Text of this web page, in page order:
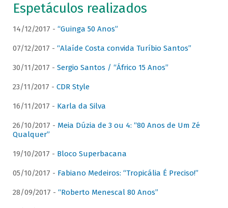
Espetáculos realizados
14/12/2017 - “Guinga 50 Anos”
07/12/2017 - “Alaíde Costa convida Turíbio Santos”
30/11/2017 - Sergio Santos / “Áfrico 15 Anos”
23/11/2017 - CDR Style
16/11/2017 - Karla da Silva
26/10/2017 - Meia Dúzia de 3 ou 4: “80 Anos de Um Zé
Qualquer”
19/10/2017 - Bloco Superbacana
05/10/2017 - Fabiano Medeiros: “Tropicália É Preciso!”
28/09/2017 - “Roberto Menescal 80 Anos”